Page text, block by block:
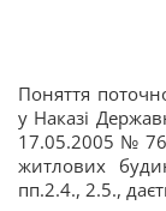
Поняття
у Наказі
17.05.2005 №
житлових
пп.2.4., 2.5.,